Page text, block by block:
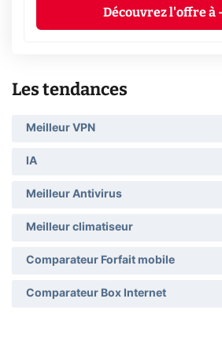
Découvrez l'offre à
Les tendances
Meilleur VPN
IA
Meilleur Antivirus
Meilleur climatiseur
Comparateur Forfait mobile
Comparateur Box Internet